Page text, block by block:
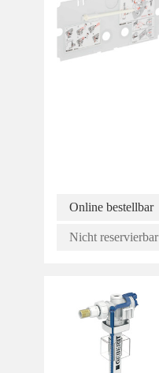
Online bestellbar
Nicht reservierbar